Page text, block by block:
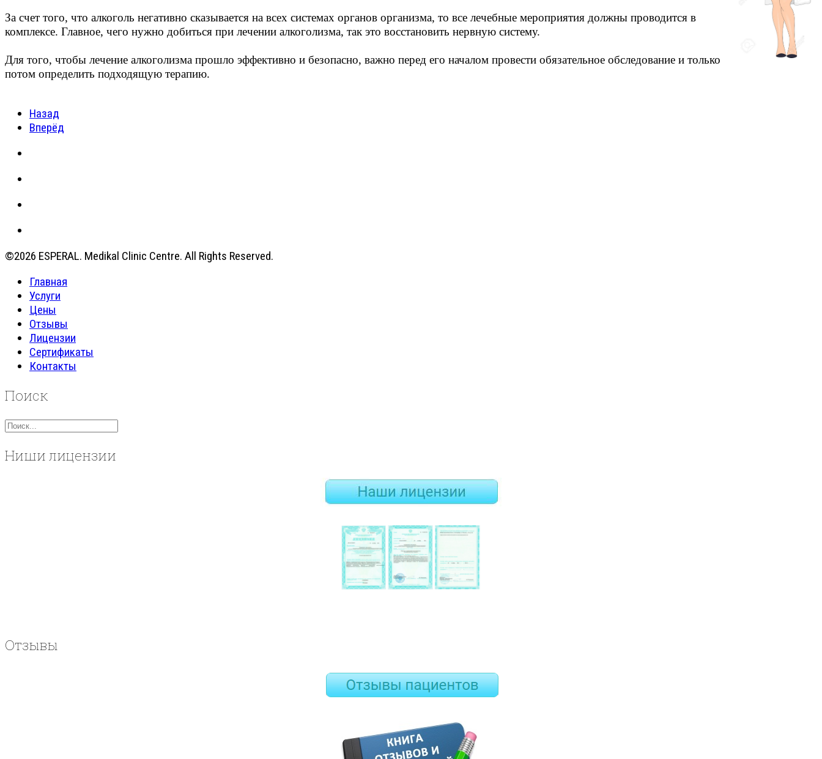
За счет того, что алкоголь негативно сказывается на всех системах органов организма, то все лечебные мероприятия должны проводится в
комплексе. Главное, чего нужно добиться при лечении алкоголизма, так это восстановить нервную систему.
Для того, чтобы лечение алкоголизма прошло эффективно и безопасно, важно перед его началом провести обязательное обследование и только
потом определить подходящую терапию.
Назад
Вперёд
©2026 ESPERAL. Medikal Clinic Centre. All Rights Reserved.
Главная
Услуги
Цены
Отзывы
Лицензии
Сертификаты
Контакты
Поиск
Ниши лицензии
Отзывы